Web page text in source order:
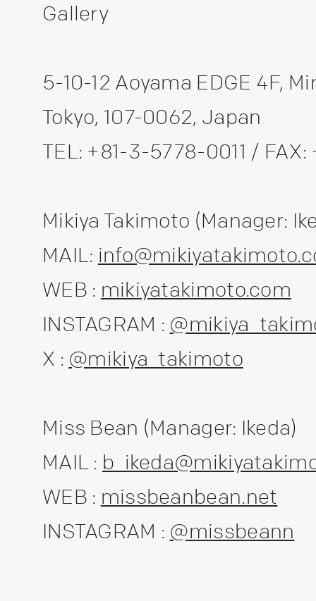
Gallery
5-10-12 Aoyama EDGE 4F,
Tokyo, 107-0062, Japan
TEL: +81-3-5778-0011 /
Mikiya Takimoto (Manager:
MAIL:
WEB : mikiyatakimoto.com
INSTAGRAM :
X : @mikiya_takimoto
Miss Bean (Manager: Ikeda)
MAIL :
WEB : missbeanbean.net
INSTAGRAM : @missbeann